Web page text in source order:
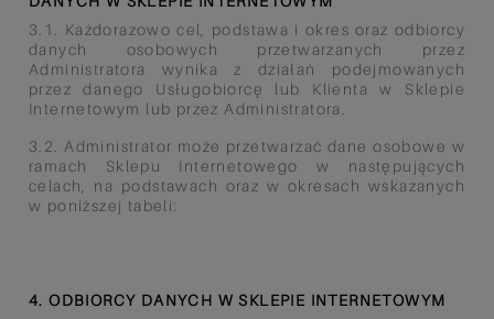
3.1. Każdorazowo cel, podstawa i okres oraz odbiorcy
danych osobowych przetwarzanych przez
Administratora wynika z działań podejmowanych
przez danego Usługobiorcę lub Klienta w Sklepie
Internetowym lub przez Administratora.
3.2. Administrator może przetwarzać dane osobowe w
ramach Sklepu Internetowego w następujących
celach, na podstawach oraz w okresach wskazanych
w poniższej tabeli:
4. ODBIORCY DANYCH W SKLEPIE INTERNETOWYM